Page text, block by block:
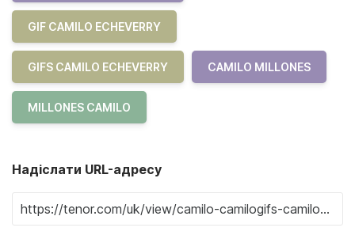
GIF CAMILO ECHEVERRY
GIFS CAMILO ECHEVERRY CAMILO MILLONES
MILLONES CAMILO
Надіслати URL-адресу